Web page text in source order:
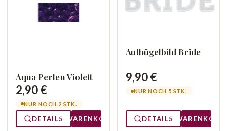
Aqua Perlen Violett
2,90 €
NUR NOCH 2 STK.
DETAILS WARENKORB
Aufbügelbild Bride
9,90 €
NUR NOCH 5 STK.
DETAILS WARENKORB